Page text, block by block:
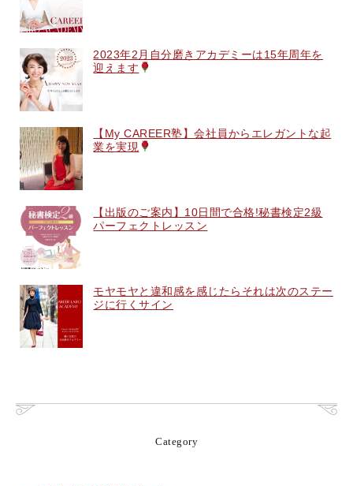
2023年2月自分磨きアカデミーは15年周年を
迎えます
【My CAREER塾】会社員からエレガントな起
業を実現
【出版のご案内】10日間で合格!秘書検定2級
パーフェクトレッスン
モヤモヤと違和感を感じたらそれは次のステー
ジに行くサイン
Category